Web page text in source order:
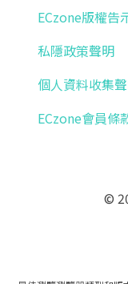
ECzone版權告
私隱政策聲明
個人資料收集
ECzone會員條
©